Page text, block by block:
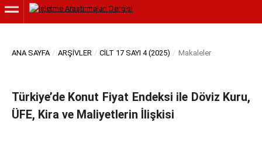
ANA SAYFA / ARŞIVLER / CILT 17 SAYI 4 (2025) / Makaleler
Türkiye’de Konut Fiyat Endeksi ile Döviz Kuru,
ÜFE, Kira ve Maliyetlerin İlişkisi